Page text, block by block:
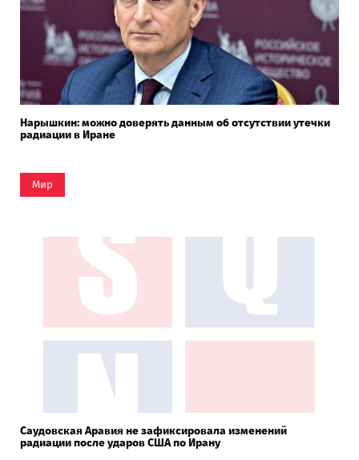
Нарышкин: можно доверять данным об отсутствии утечки
радиации в Иране
Мир
Саудовская Аравия не зафиксировала изменений
радиации после ударов США по Ирану